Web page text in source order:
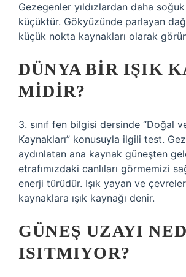
Gezegenler yıldızlardan daha
küçüktür. Gökyüzünde parlayan
küçük nokta kaynakları olarak
DÜNYA BIR IŞIK
MIDIR?
3. sınıf fen bilgisi dersinde “Doğal
Kaynakları” konusuyla ilgili test.
aydınlatan ana kaynak güneşten
etrafımızdaki canlıları görmemizi
enerji türüdür. Işık yayan ve
kaynaklara ışık kaynağı denir.
GÜNEŞ UZAYI
ISITMIYOR?